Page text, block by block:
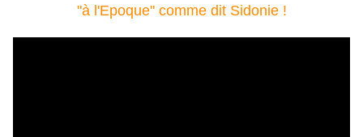
"à l'Epoque" comme dit Sidonie !